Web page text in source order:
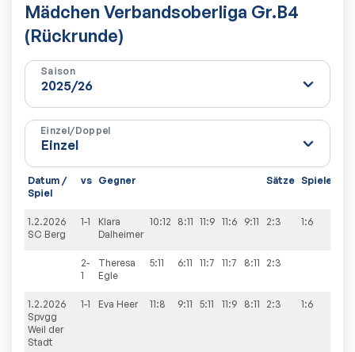
Mädchen Verbandsoberliga Gr.B4
(Rückrunde)
Saison
Einzel/Doppel
Datum /
Spiel
vs Gegner Sätze Spiele
1.2.2026
SC Berg
1-1
Klara
Dalheimer
10:12 8:11 11:9 11:6 9:11 2:3 1:6
2-
1
Theresa
Egle
5:11 6:11 11:7 11:7 8:11 2:3
1.2.2026
Spvgg
Weil der
Stadt
1-1 Eva Heer 11:8 9:11 5:11 11:9 8:11 2:3 1:6